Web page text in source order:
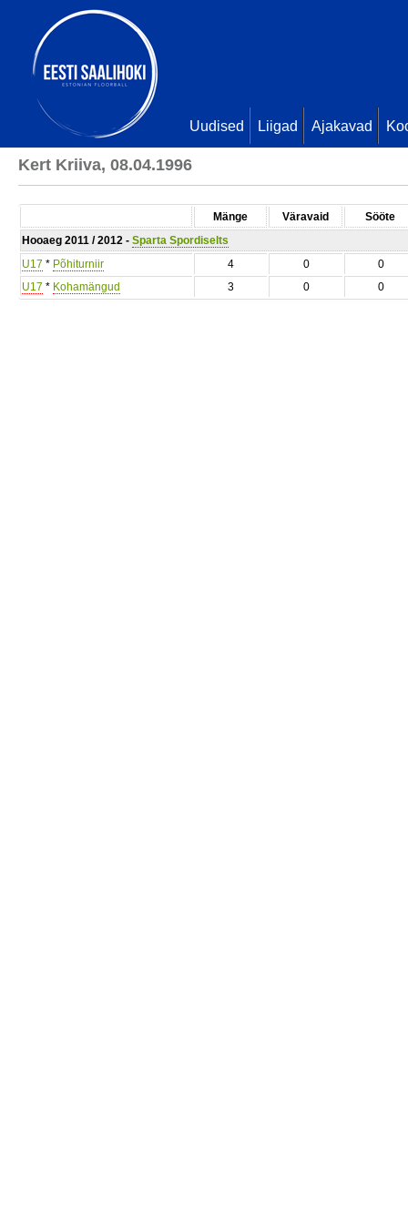
Uudised Liigad Ajakavad
Kert Kriiva, 08.04.1996
Mänge Väravaid
Sööte
Hooaeg 2011 / 2012 - Sparta Spordiselts
U17 * Põhiturniir 4 0
0
U17 * Kohamängud 3 0 0